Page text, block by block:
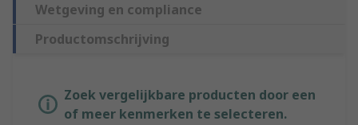
Wetgeving en compliance
Productomschrijving
Zoek vergelijkbare producten door een
of meer kenmerken te selecteren.